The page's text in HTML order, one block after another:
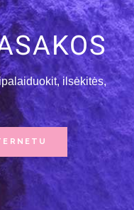
ilsėkitės,